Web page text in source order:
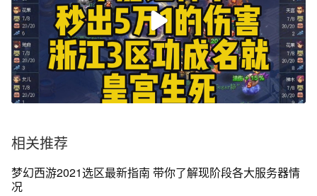
相关推荐
梦幻西游2021选区最新指南 带你了解现阶段各大服务器情
况